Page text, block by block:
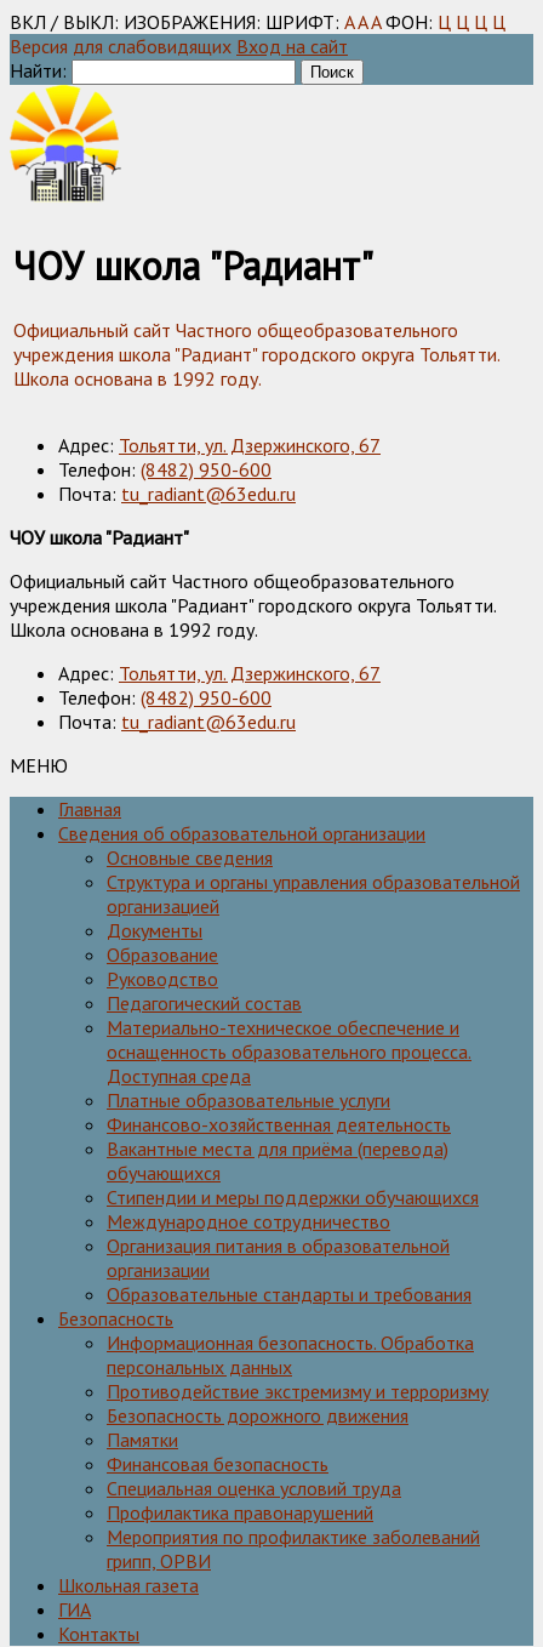
ВКЛ / ВЫКЛ: ИЗОБРАЖЕНИЯ: ШРИФТ: AAA ФОН: Ц Ц Ц Ц
Версия для слабовидящих Вход на сайт
Найти:
ЧОУ школа "Радиант"
Официальный сайт Частного общеобразовательного
учреждения школа "Радиант" городского округа Тольятти.
Школа основана в 1992 году.
Адрес: Тольятти, ул. Дзержинского, 67
Телефон: (8482) 950-600
Почта: tu_radiant@63edu.ru
ЧОУ школа "Радиант"
Официальный сайт Частного общеобразовательного
учреждения школа "Радиант" городского округа Тольятти.
Школа основана в 1992 году.
Адрес: Тольятти, ул. Дзержинского, 67
Телефон: (8482) 950-600
Почта: tu_radiant@63edu.ru
МЕНЮ
Главная
Сведения об образовательной организации
Основные сведения
Структура и органы управления образовательной
организацией
Документы
Образование
Руководство
Педагогический состав
Материально-техническое обеспечение и
оснащенность образовательного процесса.
Доступная среда
Платные образовательные услуги
Финансово-хозяйственная деятельность
Вакантные места для приёма (перевода)
обучающихся
Стипендии и меры поддержки обучающихся
Международное сотрудничество
Организация питания в образовательной
организации
Образовательные стандарты и требования
Безопасность
Информационная безопасность. Обработка
персональных данных
Противодействие экстремизму и терроризму
Безопасность дорожного движения
Памятки
Финансовая безопасность
Специальная оценка условий труда
Профилактика правонарушений
Мероприятия по профилактике заболеваний
грипп, ОРВИ
Школьная газета
ГИА
Контакты